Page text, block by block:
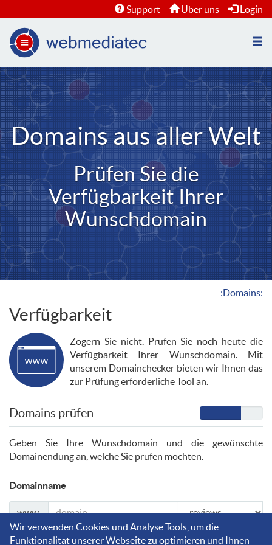
Support Über uns Login
Domains aus aller Welt
Prüfen Sie die
Verfügbarkeit Ihrer
Wunschdomain
:Domains:
Verfügbarkeit
Zögern Sie nicht. Prüfen Sie noch heute die
Verfügbarkeit Ihrer Wunschdomain. Mit
unserem Domainchecker bieten wir Ihnen das
zur Prüfung erforderliche Tool an.
Domains prüfen
Geben Sie Ihre Wunschdomain und die gewünschte
Domainendung an, welche Sie prüfen möchten.
Domainname
www.
Wir verwenden Cookies und Analyse Tools, um die
Funktionalität unserer Webseite zu optimieren und Ihnen